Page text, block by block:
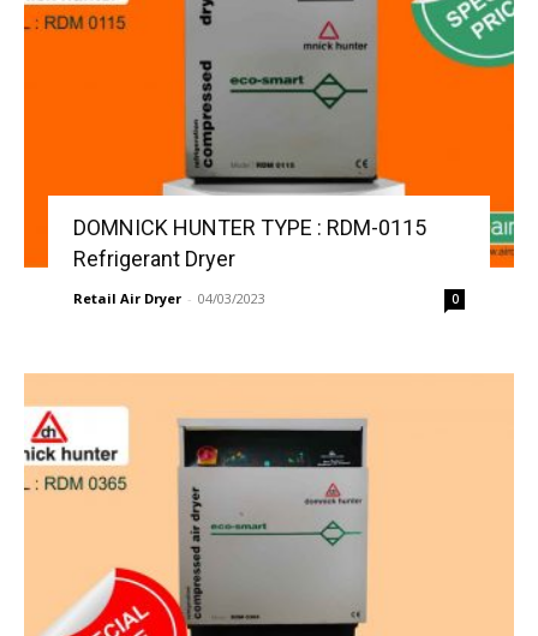
DOMNICK HUNTER TYPE : RDM-0115
Refrigerant Dryer
Retail Air Dryer - 04/03/2023 0